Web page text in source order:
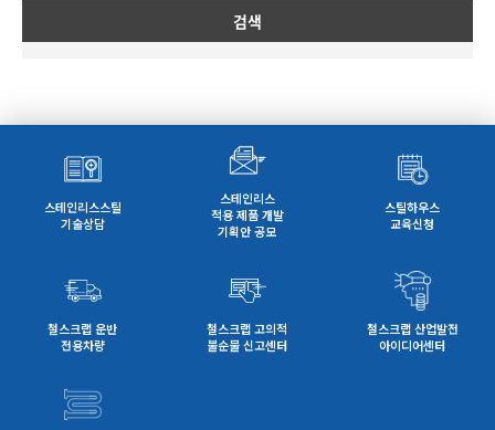
검색
스테인리스스틸
기술상담
스테인리스
적용 제품 개발
기획안 공모
스틸하우스
교육신청
철스크랩 운반
전용차량
철스크랩 고의적
불순물 신고센터
철스크랩 산업발전
아이디어센터